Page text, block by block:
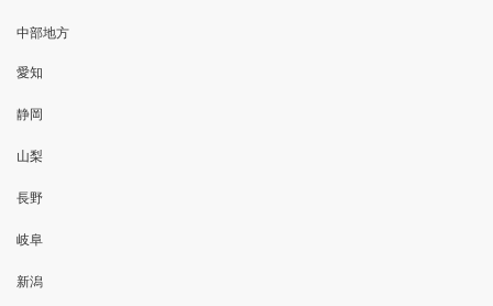
中部地方
愛知
静岡
山梨
長野
岐阜
新潟